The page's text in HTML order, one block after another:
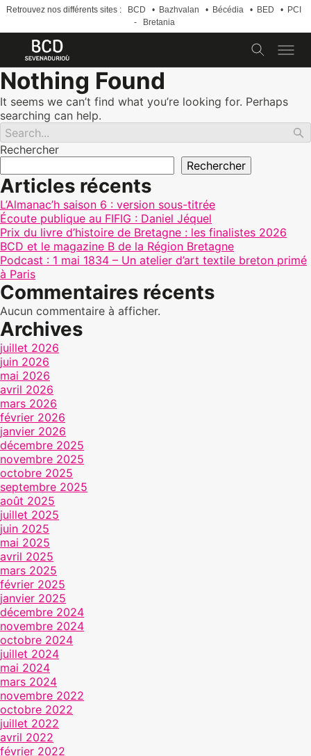
Retrouvez nos différents sites : BCD • Bazhvalan • Bécédia • BED •
PCI
-
Bretania
Skip
to
content
Nothing Found
It seems we can’t find what you’re looking for. Perhaps
searching can help.
Rechercher
Rechercher
Articles récents
L’Almanac’h saison 6 : version sous-titrée
Écoute publique au FIFIG : Daniel Jéquel
Prix du livre d’histoire de Bretagne : les finalistes 2026
BCD et le magazine B de la Région Bretagne
Podcast : 1 mai 1834 – Un atelier d’art textile breton primé
à Paris
Commentaires récents
Aucun commentaire à afficher.
Archives
juillet 2026
juin 2026
mai 2026
avril 2026
mars 2026
février 2026
janvier 2026
décembre 2025
novembre 2025
octobre 2025
septembre 2025
août 2025
juillet 2025
juin 2025
mai 2025
avril 2025
mars 2025
février 2025
janvier 2025
décembre 2024
novembre 2024
octobre 2024
juillet 2024
mai 2024
mars 2024
novembre 2022
octobre 2022
juillet 2022
avril 2022
février 2022